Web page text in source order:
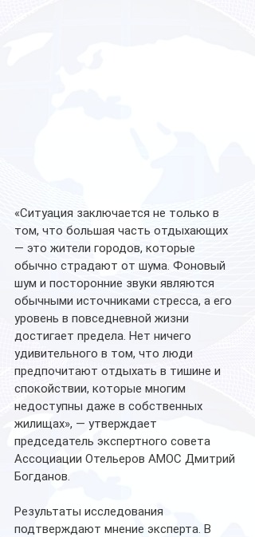
«Ситуация заключается не только в
том, что большая часть отдыхающих
— это жители городов, которые
обычно страдают от шума. Фоновый
шум и посторонние звуки являются
обычными источниками стресса, а его
уровень в повседневной жизни
достигает предела. Нет ничего
удивительного в том, что люди
предпочитают отдыхать в тишине и
спокойствии, которые многим
недоступны даже в собственных
жилищах», — утверждает
председатель экспертного совета
Ассоциации Отельеров АМОС Дмитрий
Богданов.
Результаты исследования
подтверждают мнение эксперта. В